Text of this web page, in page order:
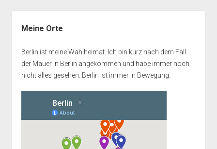
Meine Orte
Berlin ist meine Wahlheimat. Ich bin kurz nach dem Fall
der Mauer in Berlin angekommen und habe immer noch
nicht alles gesehen. Berlin ist immer in Bewegung.